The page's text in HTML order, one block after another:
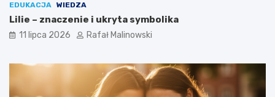
EDUKACJA WIEDZA
Lilie – znaczenie i ukryta symbolika
11 lipca 2026 Rafał Malinowski